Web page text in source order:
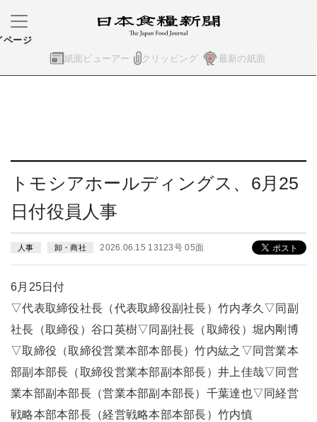
紙面ビューアー クリッピング 最新の紙面
ページ
トモシアホールディングス、6月25
日付役員人事
人事 卸・商社 2026.06.15 13123号 05面
6月25日付
▽代表取締役社長（代表取締役副社長）竹内孝久▽同副
社長（取締役）谷口英樹▽同副社長（取締役）堀内剛博
▽取締役（取締役営業本部本部長）竹内紘之▽同営業本
部副本部長（取締役営業本部副本部長）井上佳哉▽同営
業本部副本部長（営業本部副本部長）千葉達也▽同経営
戦略本部本部長（経営戦略本部本部長）竹内慎